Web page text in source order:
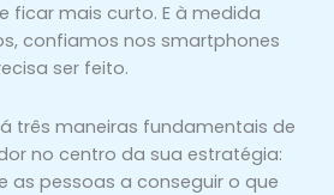
ficar mais curto. E à medida
confiamos nos smartphones
ser feito.
três maneiras fundamentais de
no centro da sua estratégia:
as pessoas a conseguir o que